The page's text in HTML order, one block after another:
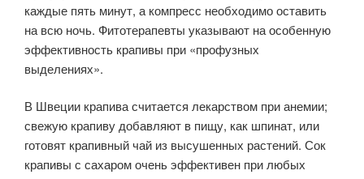
каждые пять минут, а компресс необходимо оставить
на всю ночь. Фитотерапевты указывают на особенную
эффективность крапивы при «профузных
выделениях».
В Швеции крапива считается лекарством при анемии;
свежую крапиву добавляют в пищу, как шпинат, или
готовят крапивный чай из высушенных растений. Сок
крапивы с сахаром очень эффективен при любых